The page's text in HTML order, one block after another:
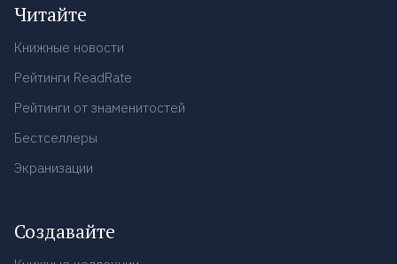
Читайте
Книжные новости
Рейтинги ReadRate
Рейтинги от знаменитостей
Бестселлеры
Экранизации
Создавайте